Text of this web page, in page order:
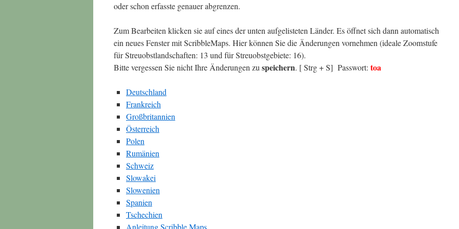
oder schon erfasste genauer abgrenzen.
Zum Bearbeiten klicken sie auf eines der unten aufgelisteten Länder. Es öffnet sich dann automatisch
ein neues Fenster mit ScribbleMaps. Hier können Sie die Änderungen vornehmen (ideale Zoomstufe
für Streuobstlandschaften: 13 und für Streuobstgebiete: 16).
Bitte vergessen Sie nicht Ihre Änderungen zu speichern. [ Strg + S] Passwort: toa
Deutschland
Frankreich
Großbritannien
Österreich
Polen
Rumänien
Schweiz
Slowakei
Slowenien
Spanien
Tschechien
Anleitung Scribble Maps